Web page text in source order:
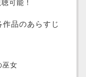
可能！
作品のあらすじ
巫女